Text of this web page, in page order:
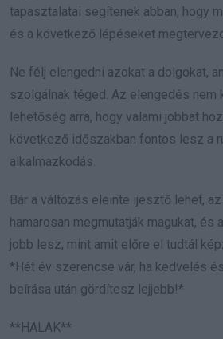
tapasztalatai segítenek abban, hogy
és a következő lépéseket
Ne félj elengedni azokat a dolgokat,
szolgálnak téged. Az elengedés nem
lehetőség arra, hogy valami jobbat
következő időszakban fontos lesz a
alkalmazkodás.
Bár a változás eleinte ijesztő lehet,
hamarosan megmutatják magukat, és
jobb lesz, mint amit előre el tudtál
*Hét év szerencse vár, ha kedvelés
beírása után gördítesz lejjebb!*
**HALAK**